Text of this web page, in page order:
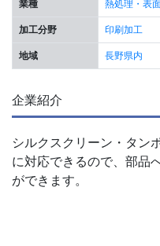
業種 熱処理・表
加工分野 印刷加工
地域 長野県内
企業紹介
シルクスクリーン・タン
に対応できるので、部品
ができます。